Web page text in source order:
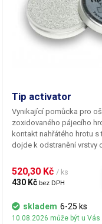
Tip activator
Vynikající pomůcka pro
zoxidovaného pájecího
kontakt nahřátého hrotu
dojde k odstranění vrstvy
Vhodné zejména pro
hrotu stejně jako pro jeho
520,30 Kč / ks
430 Kč bez DPH
skladem 6-25 ks
10.08.2026 může být u Vás